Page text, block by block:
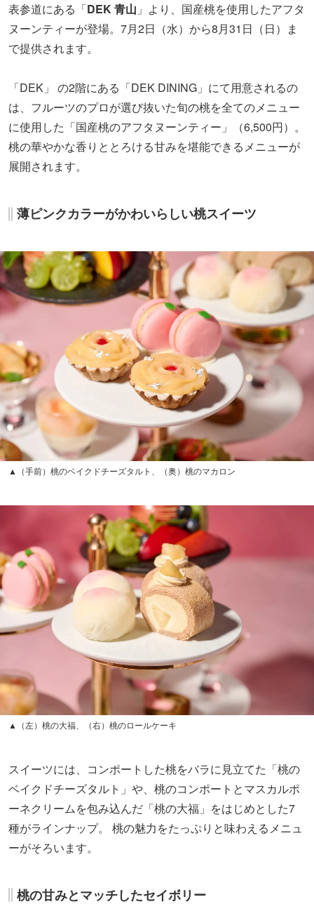
表参道にある「DEK 青山 」より、国産桃を使用したアフタ
ヌーンティーが登場。7月2日（水）から8月31日（日）ま
で提供されます。
「DEK」 の2階にある「DEK DINING」にて用意されるの
は、フルーツのプロが選び抜いた旬の桃を全てのメニュー
に使用した「国産桃のアフタヌーンティー」（6,500円）。
桃の華やかな香りととろける甘みを堪能できるメニューが
展開されます。
薄ピンクカラーがかわいらしい桃スイーツ
▲（手前）桃のベイクドチーズタルト、（奥）桃のマカロン
▲（左）桃の大福、（右）桃のロールケーキ
スイーツには、コンポートした桃をバラに見立てた「桃の
ベイクドチーズタルト」や、桃のコンポートとマスカルポ
ーネクリームを包み込んだ「桃の大福」をはじめとした7
種がラインナップ。 桃の魅力をたっぷりと味わえるメニュ
ーがそろいます。
桃の甘みとマッチしたセイボリー